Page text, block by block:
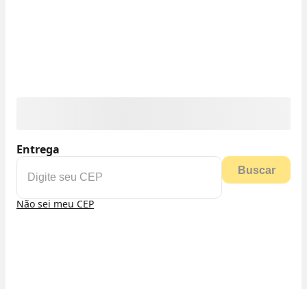
Entrega
Buscar
Não sei meu CEP